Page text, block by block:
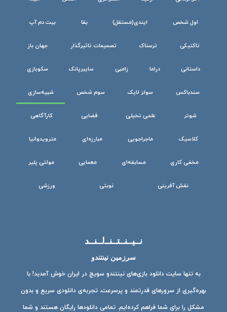
اول شخص ایندی(مستقل) بقا بیت دم آپ
تاکتیکی ترسناک تصمیمات تاثیرگذار جهان باز
داستانی دراما زامبی سایبرپانک سکوبازی
سندباکس سولز لایک سوم شخص شبیه‌سازی
شوتر علمی تخیلی فضایی کارآگاهی
کلاسیک ماجراجویی مبارزه‌ای مترویدوانیا
مخفی کاری مسابقه‌ای معمایی مولتی پلیر
نقش آفرینی نوبتی ورزشی
نــیــنــتــنــ‌لــنــد
سرزمین نینتندو
به تنها سایت دانلود بازی‌های نینتندو سویچ در ایران خوش آمدید! با
بهره‌گیری از سرورهای قدرتمند و پرسرعت، تجربه‌ی دانلودی سریع و بدون
مشکل را برای شما فراهم کرده‌ایم. تمامی دانلودها رایگان هستند و شما